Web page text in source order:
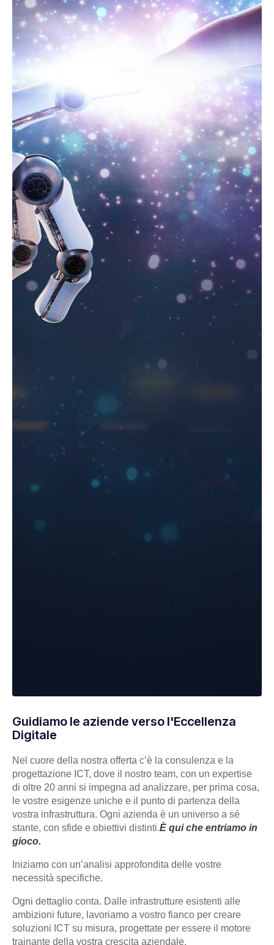
Guidiamo le aziende verso l'Eccellenza
Digitale
Nel cuore della nostra offerta c’è la consulenza e la
progettazione ICT, dove il nostro team, con un expertise
di oltre 20 anni si impegna ad analizzare, per prima cosa,
le vostre esigenze uniche e il punto di partenza della
vostra infrastruttura. Ogni azienda è un universo a sé
stante, con sfide e obiettivi distinti.È qui che entriamo in
gioco.
Iniziamo con un’analisi approfondita delle vostre
necessità specifiche.
Ogni dettaglio conta. Dalle infrastrutture esistenti alle
ambizioni future, lavoriamo a vostro fianco per creare
soluzioni ICT su misura, progettate per essere il motore
trainante della vostra crescita aziendale.